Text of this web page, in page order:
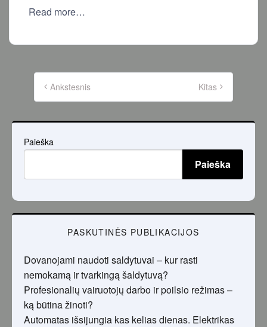
Read more…
Įrašų
puslapiavimas
Ankstesnis Kitas
Paieška
Paieška
PASKUTINĖS PUBLIKACIJOS
Dovanojami naudoti saldytuvai – kur rasti
nemokamą ir tvarkingą šaldytuvą?
Profesionalių vairuotojų darbo ir poilsio režimas –
ką būtina žinoti?
Automatas išsijungia kas kelias dienas. Elektrikas